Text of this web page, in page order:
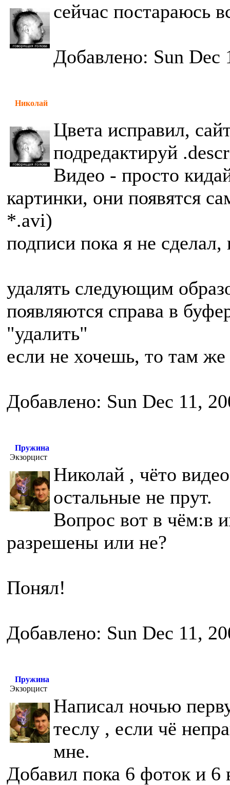
сейчас постараюсь
Добавлено: Sun Dec
Николай
Цвета исправил,
подредактируй
Видео - просто
картинки, они появятся
*.avi)
подписи пока я не
удалять следующим
появляются справа в
"удалить"
если не хочешь, то там же
Добавлено: Sun Dec 11,
Пружина
Экзорцист
Николай , чёто
остальные не прут.
Вопрос вот в чём:в
разрешены или не?
Понял!
Добавлено: Sun Dec 11,
Пружина
Экзорцист
Написал ночью
теслу , если чё
мне.
Добавил пока 6 фоток и